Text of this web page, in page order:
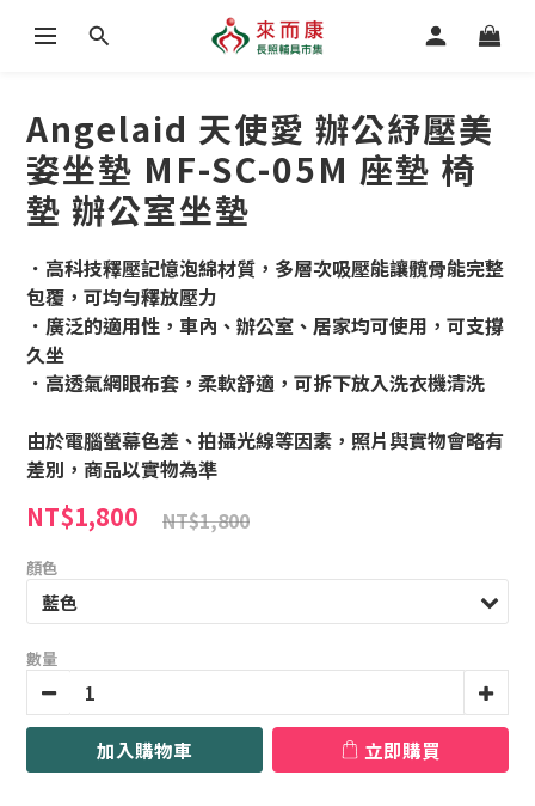
Angelaid 天使愛 辦公紓壓美
姿坐墊 MF-SC-05M 座墊 椅
墊 辦公室坐墊
．高科技釋壓記憶泡綿材質，多層次吸壓能讓髖骨能完整
包覆，可均勻釋放壓力
．廣泛的適用性，車內、辦公室、居家均可使用，可支撐
久坐
．高透氣網眼布套，柔軟舒適，可拆下放入洗衣機清洗
由於電腦螢幕色差、拍攝光線等因素，照片與實物會略有
差別，商品以實物為準
NT$1,800 NT$1,800
顏色
數量
加入購物車 立即購買